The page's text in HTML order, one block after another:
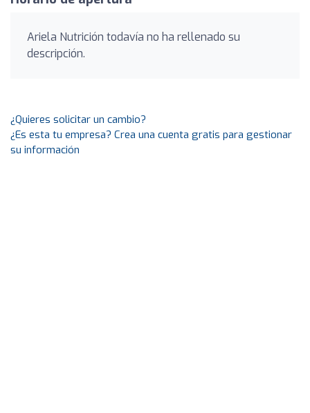
Ariela Nutrición todavía no ha rellenado su
descripción.
¿Quieres solicitar un cambio?
¿Es esta tu empresa? Crea una cuenta gratis para gestionar
su información